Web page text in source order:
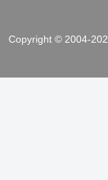
Copyright © 2004-